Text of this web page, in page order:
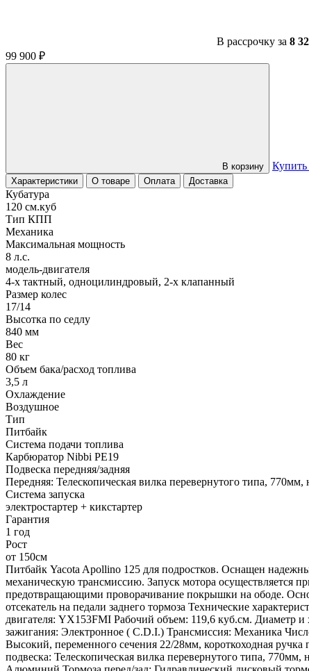
В рассрочку за 8
99 900 ₽
В корзину Купить
Характеристики О товаре Оплата Доставка
Кубатура
120 см.куб
Тип КПП
Механика
Максимальная мощность
8 л.с.
модель-двигателя
4-х тактный, одноцилиндровый, 2-х клапанный
Размер колес
17/14
Высотка по седлу
840 мм
Вес
80 кг
Объем бака/расход топлива
3,5 л
Охлаждение
Воздушное
Тип
Питбайк
Система подачи топлива
Карбюратор Nibbi PE19
Подвеска передняя/задняя
Передняя: Телескопическая вилка перевернутого типа,
Система запуска
электростартер + кикстартер
Гарантия
1 год
Рост
от 150см
Питбайк Yacota Apollino 125 для подростков. Оснащен
механическую трансмиссию. Запуск мотора осуществляется
предотвращающими проворачивание покрышки на ободе.
отсекатель на педали заднего тормоза Технические
двигателя: YX153FMI Рабочий объем: 119,6 куб.см. Диаметр
зажигания: Электронное ( C.D.I.) Трансмиссия: Механика
Высокий, переменного сечения 22/28мм, короткоходная
подвеска: Телескопическая вилка перевернутого типа,